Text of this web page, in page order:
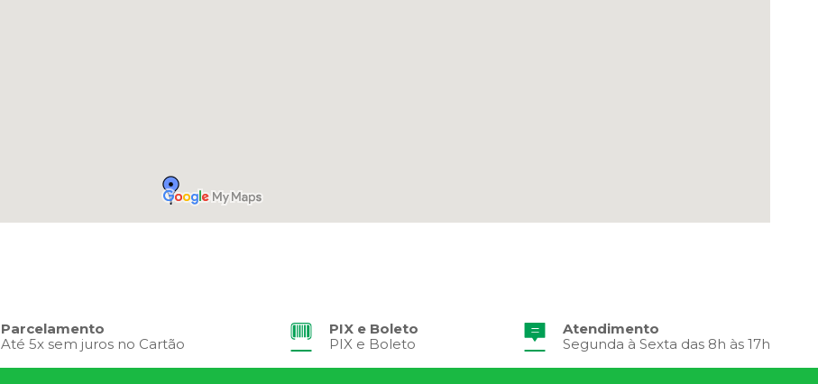
Parcelamento
Até 5x sem juros no Cartão
PIX e Boleto
PIX e Boleto
Atendimento
Segunda à Sexta das 8h às 17h